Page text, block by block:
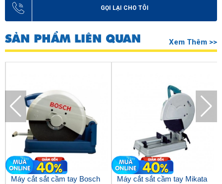
GỌI LẠI CHO TÔI
SẢN PHẨM LIÊN QUAN Xem Thêm >>
Máy cắt sắt cầm tay Bosch
Máy cắt sắt cầm tay Mikata